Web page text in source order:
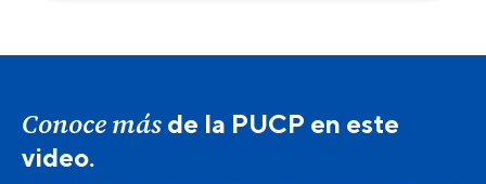
Conoce más de la PUCP en este
video.